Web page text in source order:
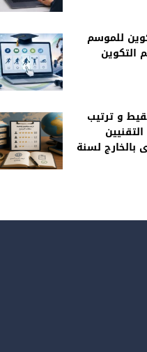
للموسم
(س1ل قسم التكوين
و ترتيب
بالخارج لسنة